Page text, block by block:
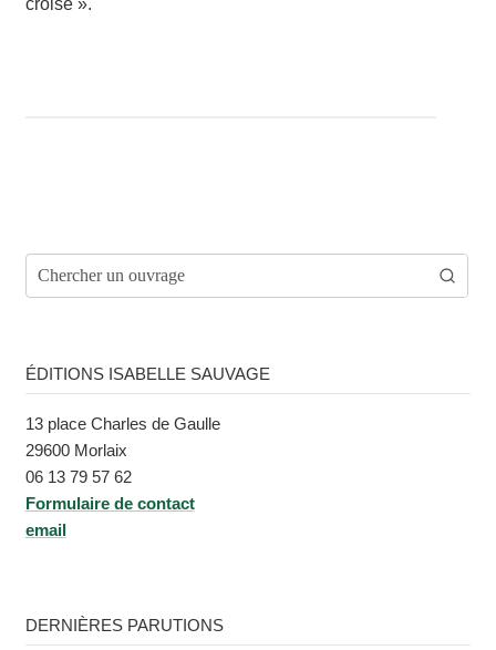
croise ».
ÉDITIONS ISABELLE SAUVAGE
13 place Charles de Gaulle
29600 Morlaix
06 13 79 57 62
Formu­laire de contact
email
DERNIÈRES PARUTIONS